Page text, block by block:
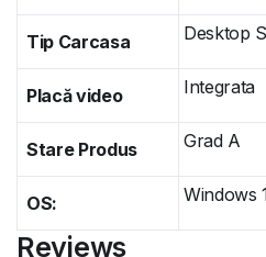
Tip Carcasa Desktop
Placă video Integrata
Stare Produs Grad A
OS: Windows
Reviews